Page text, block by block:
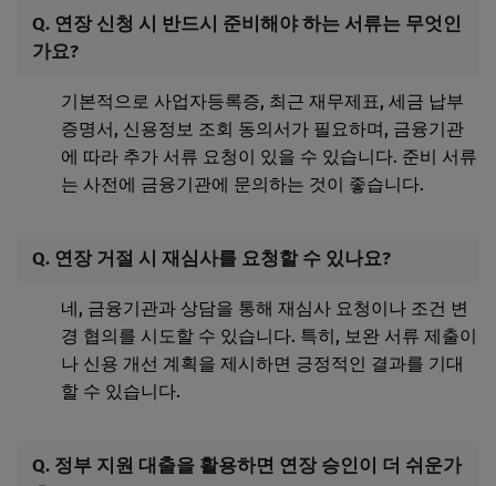
Q. 연장 신청 시 반드시 준비해야 하는 서류는 무엇인
가요?
기본적으로 사업자등록증, 최근 재무제표, 세금 납부
증명서, 신용정보 조회 동의서가 필요하며, 금융기관
에 따라 추가 서류 요청이 있을 수 있습니다. 준비 서류
는 사전에 금융기관에 문의하는 것이 좋습니다.
Q. 연장 거절 시 재심사를 요청할 수 있나요?
네, 금융기관과 상담을 통해 재심사 요청이나 조건 변
경 협의를 시도할 수 있습니다. 특히, 보완 서류 제출이
나 신용 개선 계획을 제시하면 긍정적인 결과를 기대
할 수 있습니다.
Q. 정부 지원 대출을 활용하면 연장 승인이 더 쉬운가